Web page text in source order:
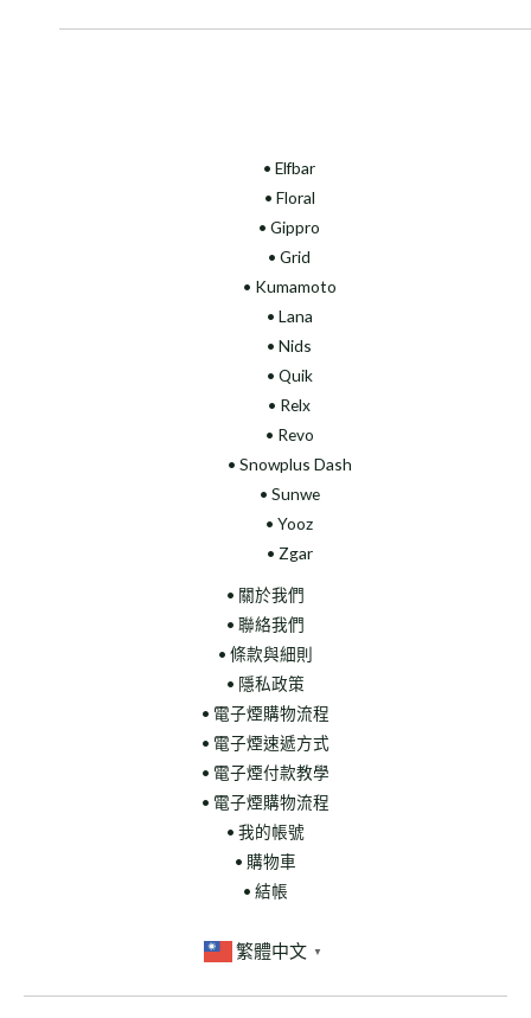
• Elfbar
• Floral
• Gippro
• Grid
• Kumamoto
• Lana
• Nids
• Quik
• Relx
• Revo
• Snowplus Dash
• Sunwe
• Yooz
• Zgar
• 關於我們
• 聯絡我們
• 條款與細則
• 隱私政策
• 電子煙購物流程
• 電子煙速遞方式
• 電子煙付款教學
• 電子煙購物流程
• 我的帳號
• 購物車
• 結帳
繁體中文 ▼